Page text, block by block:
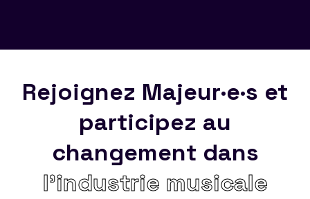
Rejoignez Majeur·e·s et
participez au
changement dans
l’industrie musicale